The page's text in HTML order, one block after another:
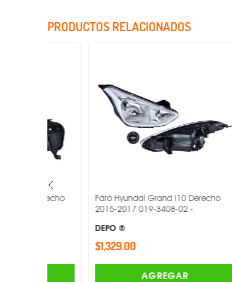
PRODUCTOS RELACIONADOS
Faro Hyundai Grand I10 Derecho
2015-2017 019-3408-02 -
$1,329.00
AGREGAR